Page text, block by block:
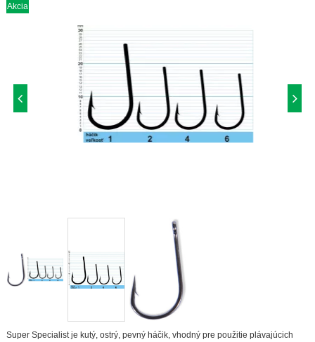
Akcia
Super Specialist je kutý, ostrý, pevný háčik, vhodný pre použitie plávajúcich